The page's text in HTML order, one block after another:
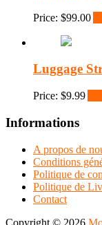
Price: $99.00
Luggage
Price: $9.99
Informations
A propos de
Conditions
Politique de
Politique de
Contact
Copyright © 2026